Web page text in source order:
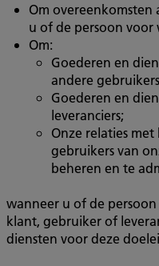
Om
u of de persoon voor
Om:
Goederen en
andere
Goederen en
leveranciers;
Onze relaties
gebruikers van
beheren en te
wanneer u of de
klant, gebruiker of
diensten voor deze